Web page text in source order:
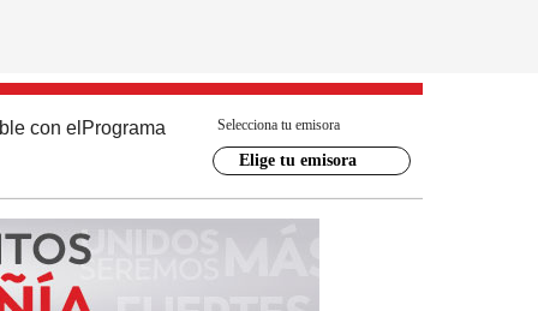
con el Programa Selecciona tu emisora
Elige tu emisora